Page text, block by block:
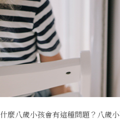
麼八歲小孩會有這種問題？八歲